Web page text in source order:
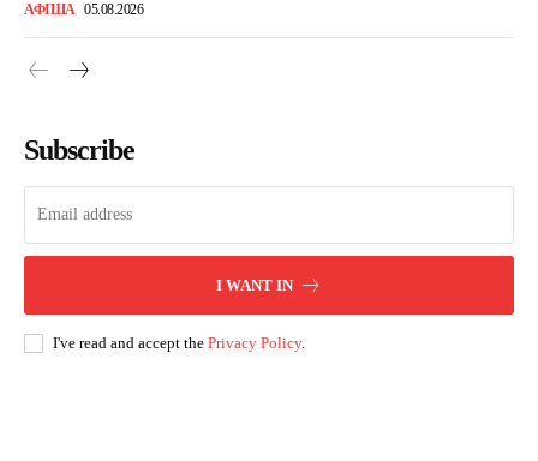
АФІША 05.08.2026
Subscribe
I WANT IN
I've read and accept the Privacy Policy.